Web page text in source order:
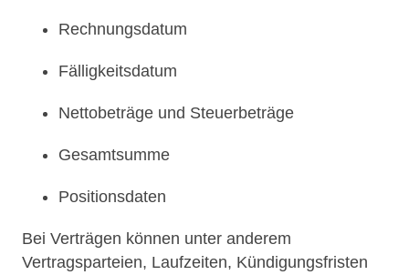
Rechnungsdatum
Fälligkeitsdatum
Nettobeträge und Steuerbeträge
Gesamtsumme
Positionsdaten
Bei Verträgen können unter anderem
Vertragsparteien, Laufzeiten, Kündigungsfristen